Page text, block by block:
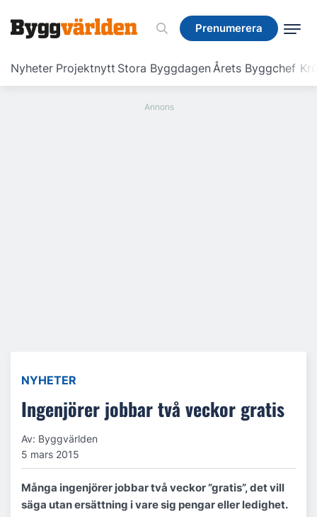
Prenumerera
Nyheter Projektnytt Stora ByggdagenÅrets Byggchef
Prenumerera
NYHETER
Ingenjörer jobbar två veckor gratis
Av: Byggvärlden
5 mars 2015
Många ingenjörer jobbar två veckor ”gratis”, det vill
säga utan ersättning i vare sig pengar eller ledighet.